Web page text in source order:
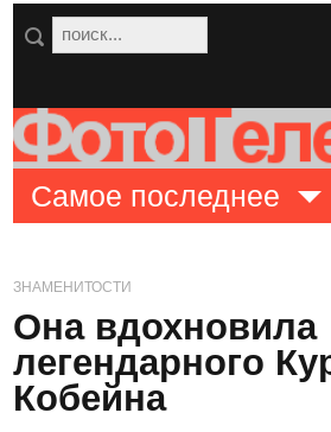
Самое последнее
ЗНАМЕНИТОСТИ
Она вдохновила
легендарного
Кобейна